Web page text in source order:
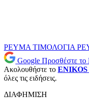
ΡΕΥΜΑ ΤΙΜΟΛΟΓΙΑ
Google Προσθέστε
Ακολουθήστε το ENIKOS
όλες τις ειδήσεις.
ΔΙΑΦΗΜΙΣΗ